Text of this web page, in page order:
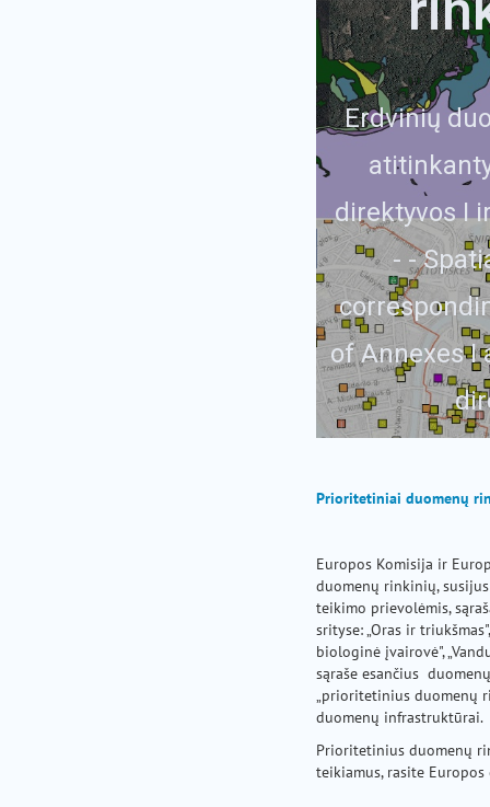
Prioritetiniai duomenų
Europos Komisija ir
duomenų rinkinių,
teikimo prievolėmis,
srityse: „Oras ir
biologinė įvairovė",
sąraše esančius
„prioritetinius duomenų
duomenų infrastruktūrai.
Prioritetinius duomenų
teikiamus, rasite